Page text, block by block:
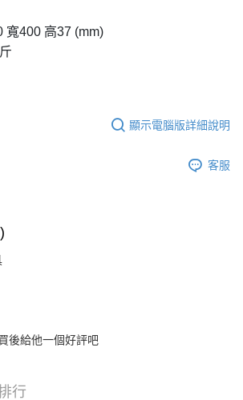
寬400 高37 (mm)
顯示電腦版詳細說明
客服
後給他一個好評吧
行